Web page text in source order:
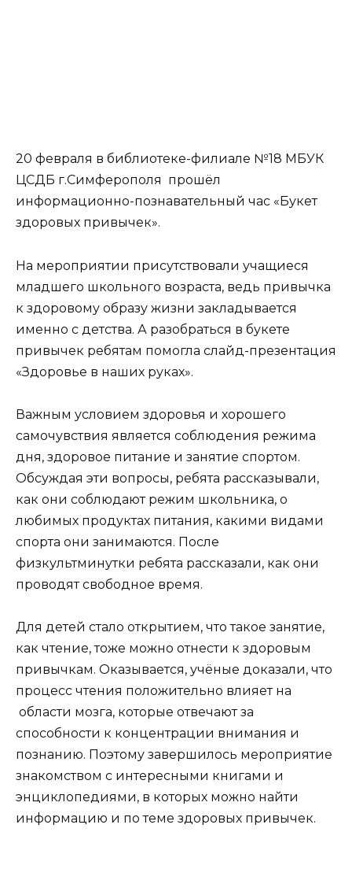
20 февраля в библиотеке-филиале №18 МБУК
ЦСДБ г.Симферополя прошёл
информационно-познавательный час «Букет
здоровых привычек».
На мероприятии присутствовали учащиеся
младшего школьного возраста, ведь привычка
к здоровому образу жизни закладывается
именно с детства. А разобраться в букете
привычек ребятам помогла слайд-презентация
«Здоровье в наших руках».
Важным условием здоровья и хорошего
самочувствия является соблюдения режима
дня, здоровое питание и занятие спортом.
Обсуждая эти вопросы, ребята рассказывали,
как они соблюдают режим школьника, о
любимых продуктах питания, какими видами
спорта они занимаются. После
физкультминутки ребята рассказали, как они
проводят свободное время.
Для детей стало открытием, что такое занятие,
как чтение, тоже можно отнести к здоровым
привычкам. Оказывается, учёные доказали, что
процесс чтения положительно влияет на
области мозга, которые отвечают за
способности к концентрации внимания и
познанию. Поэтому завершилось мероприятие
знакомством с интересными книгами и
энциклопедиями, в которых можно найти
информацию и по теме здоровых привычек.